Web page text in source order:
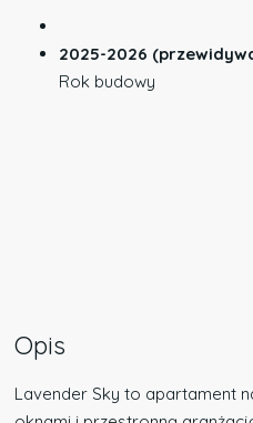
2025-2026
Rok budowy
Opis
Lavender Sky to apartament